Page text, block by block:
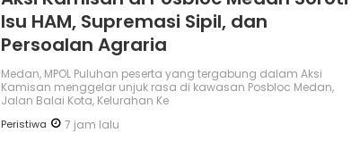
Isu HAM, Supremasi Sipil, dan
Persoalan Agraria
Medan, MPOL Puluhan peserta yang tergabung dalam Aksi
Kamisan menggelar unjuk rasa di kawasan Posbloc Medan,
Jalan Balai Kota, Kelurahan Ke
Peristiwa 7 jam lalu